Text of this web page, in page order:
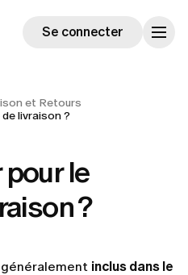
Se connecter
et Retours
livraison ?
le
?
inclus dans le